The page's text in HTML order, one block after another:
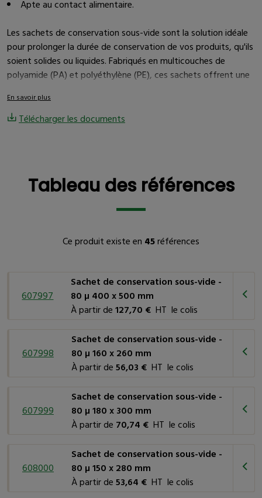
Apte au contact alimentaire.
Les sachets de conservation sous-vide sont la solution idéale
pour prolonger la durée de conservation de vos produits, qu'ils
soient solides ou liquides. Fabriqués en multicouches de
polyamide (PA) et polyéthylène (PE), ces sachets offrent une
de large sur trois côtés.
à la chaleur, assurant la sécurité de vos produits.
Bonne résistance mécanique : ces sachets sont robustes,
Barrière à l'oxygène : ils protègent vos produits de
Barrière à l'eau : les sachets empêchent l'humidité de
chimiques, assurant une conservation sans faille.
Dans quels secteurs ou domaines d'activité les
sachets de conservation sous-vide trouvent leur
utilité ?
Industrie agroalimentaire
sous-vide sont largement utilisés dans l'industrie
agroalimentaire pour conditionner des produits alimentaires,
tels que viandes, poissons, fromages, légumes, et autres
denrées périssables. Ils préservent les propriétés
organoleptiques des produits et prolongent leur durée de
conservation.
Restauration: De nombreux restaurants et
établissements de restauration rapide utilisent ces sachets
En savoir plus
Télécharger les documents
Tableau des références
Ce produit existe en 45références
607997
Sachet de conservation sous-vide -
80 µ 400 x 500 mm
À partir de127,70 €HT le colis
607998
Sachet de conservation sous-vide -
80 µ 160 x 260 mm
À partir de56,03 €HT le colis
607999
Sachet de conservation sous-vide -
80 µ 180 x 300 mm
À partir de 70,74 €HT le colis
608000
Sachet de conservation sous-vide -
80 µ 150 x 280 mm
À partir de53,64 €HT le colis